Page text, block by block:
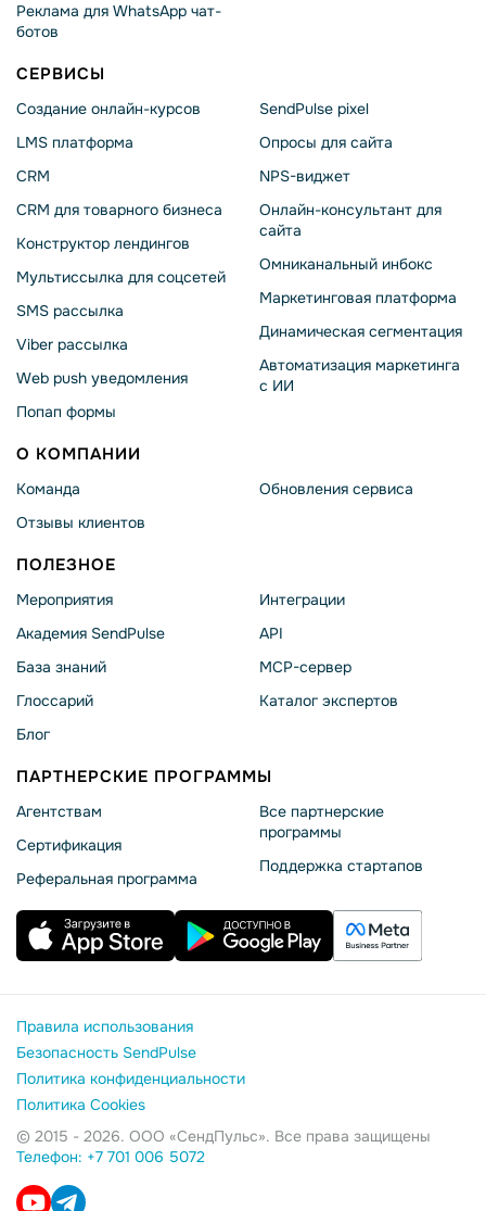
Реклама для WhatsApp чат-
ботов
СЕРВИСЫ
Создание онлайн-курсов
LMS платформа
CRM
CRM для товарного бизнеса
Конструктор лендингов
Мультиссылка для соцсетей
SMS рассылка
Viber рассылка
Web push уведомления
Попап формы
SendPulse pixel
Опросы для сайта
NPS-виджет
Онлайн-консультант для
сайта
Омниканальный инбокс
Маркетинговая платформа
Динамическая сегментация
Автоматизация маркетинга
с ИИ
О КОМПАНИИ
Команда
Отзывы клиентов
Обновления сервиса
ПОЛЕЗНОЕ
Мероприятия
Академия SendPulse
База знаний
Глоссарий
Блог
Интеграции
API
MCP-сервер
Каталог экспертов
ПАРТНЕРСКИЕ ПРОГРАММЫ
Агентствам
Сертификация
Реферальная программа
Все партнерские
программы
Поддержка стартапов
Правила использования
Безопасность SendPulse
Политика конфиденциальности
Политика Cookies
© 2015 - 2026. ООО «СендПульс». Все права защищены
Телефон: +7 701 006 5072